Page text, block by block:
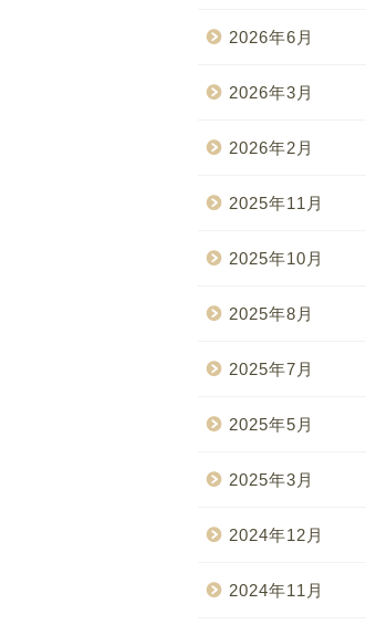
2026年6月
2026年3月
2026年2月
2025年11月
2025年10月
2025年8月
2025年7月
2025年5月
2025年3月
2024年12月
2024年11月